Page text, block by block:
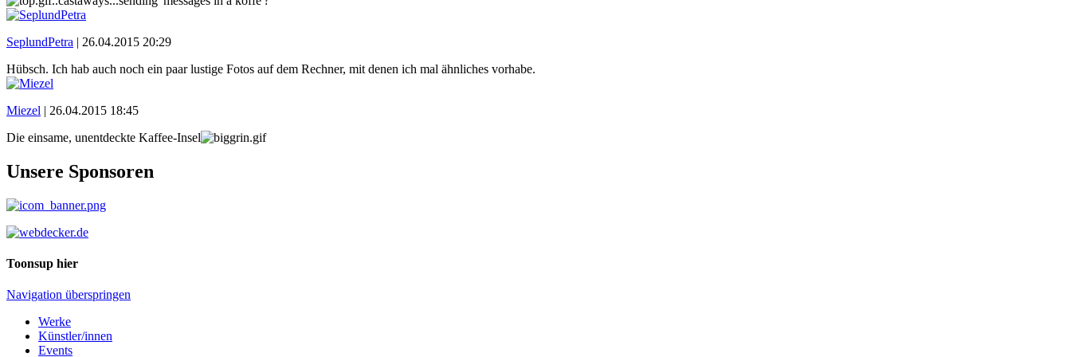
SeplundPetra | 26.04.2015 20:29
Hübsch. Ich hab auch noch ein paar lustige Fotos auf dem Rechner, mit denen ich mal ähnliches vorhabe.
Miezel | 26.04.2015 18:45
Die einsame, unentdeckte Kaffee-Insel
Unsere Sponsoren
Toonsup hier
Navigation überspringen
Werke
Künstler/innen
Events